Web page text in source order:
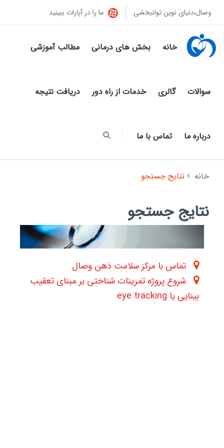
وصال،دنیای نوین توانبخشی ما را در آپارات ببینید
خانه بخش های درمانی مطالب آموزشی
سوالات گالری خدمات از راه دور دریافت نتیجه
درباره ما تماس با ما
خانه نتایج جستجو
نتایج جستجو
تماس با مرکز سلامت ذهن وصال
شروع پروژه تمرینات شناختی بر مبنای تعقیب
بینایی یا eye tracking